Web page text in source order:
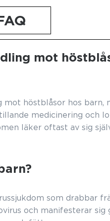
mot
höstblåsor hos barn,
medicinering och
läker oftast av sig
som drabbar
och manifesterar sig